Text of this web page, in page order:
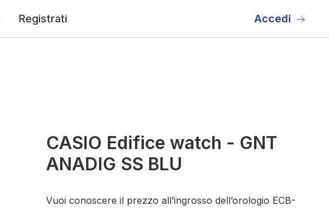
Registrati Accedi
CASIO Edifice watch - GNT
ANADIG SS BLU
Vuoi conoscere il prezzo all’ingrosso dell’orologio ECB-